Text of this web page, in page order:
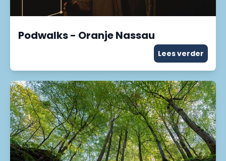
Podwalks - Oranje Nassau
Lees verder